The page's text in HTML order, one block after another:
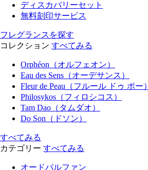
ディスカバリーセット
無料刻印サービス
フレグランスを探す
コレクション すべてみる
Orphéon（オルフェオン）
Eau des Sens（オーデサンス）
Fleur de Peau（フルール ドゥ ポー）
Philosykos（フィロシコス）
Tam Dao（タムダオ）
Do Son（ドソン）
すべてみる
カテゴリー すべてみる
オードパルファン